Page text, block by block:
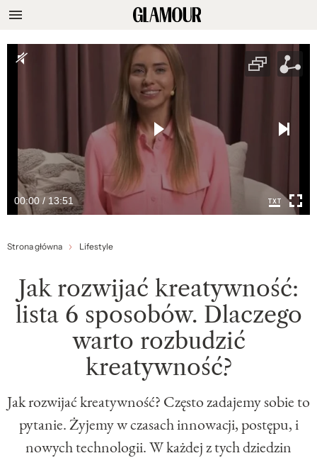
00:00 / 13:51
Strona główna Lifestyle
Jak rozwijać kreatywność:
lista 6 sposobów. Dlaczego
warto rozbudzić
kreatywność?
Jak rozwijać kreatywność? Często zadajemy sobie to
pytanie. Żyjemy w czasach innowacji, postępu, i
nowych technologii. W każdej z tych dziedzin